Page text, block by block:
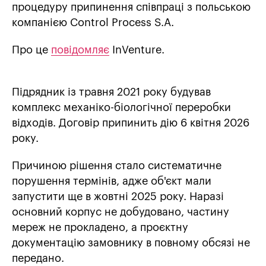
процедуру припинення співпраці з польською
компанією Control Process S.A.
Про це повідомляє InVenture.
Підрядник із травня 2021 року будував
комплекс механіко-біологічної переробки
відходів. Договір припинить дію 6 квітня 2026
року.
Причиною рішення стало систематичне
порушення термінів, адже об'єкт мали
запустити ще в жовтні 2025 року. Наразі
основний корпус не добудовано, частину
мереж не прокладено, а проєктну
документацію замовнику в повному обсязі не
передано.